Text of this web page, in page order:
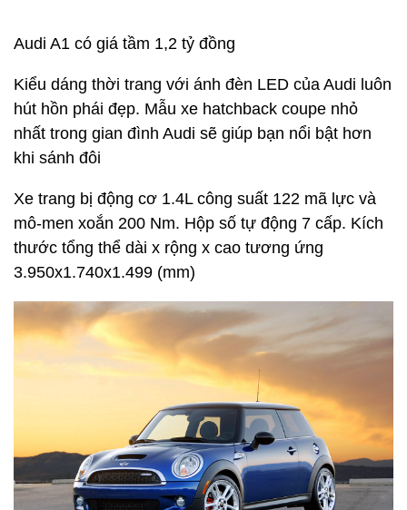
Volkswagen New Beetle có giá 1 tỷ 312 triệu đồng
Chú bọ nhỏ nhắn dễ thương với kiểu dáng 2 cửa 4
chỗ ngồi sẽ giúp bạn khởi đầu ngày mới vui vẻ. Xe
trang bị động cơ 1.6L công suất 160 mã lực và mô-
men xoắn 240Nm. Hộp số tự động 6 cấp. Xe có
kích thướng tổng thể dài x rộng x cao
4.129x1.721x1.498 (mm)
Kiểu dáng thời trang với ánh đèn LED của Audi luôn
hút hồn phái đẹp. Mẫu xe hatchback coupe nhỏ
nhất trong gian đình Audi sẽ giúp bạn nổi bật hơn
Xe trang bị động cơ 1.4L công suất 122 mã lực và
mô-men xoắn 200 Nm. Hộp số tự động 7 cấp. Kích
thước tổng thể dài x rộng x cao tương ứng